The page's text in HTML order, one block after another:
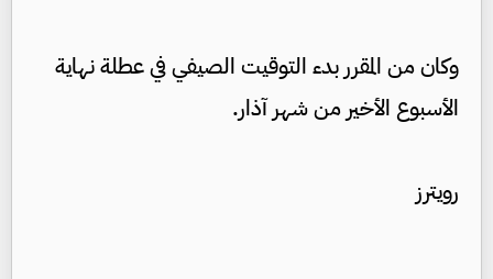
وكان من المقرر بدء التوقيت الصيفي في عطلة نهاية
الأسبوع الأخير من شهر آذار.
رويترز